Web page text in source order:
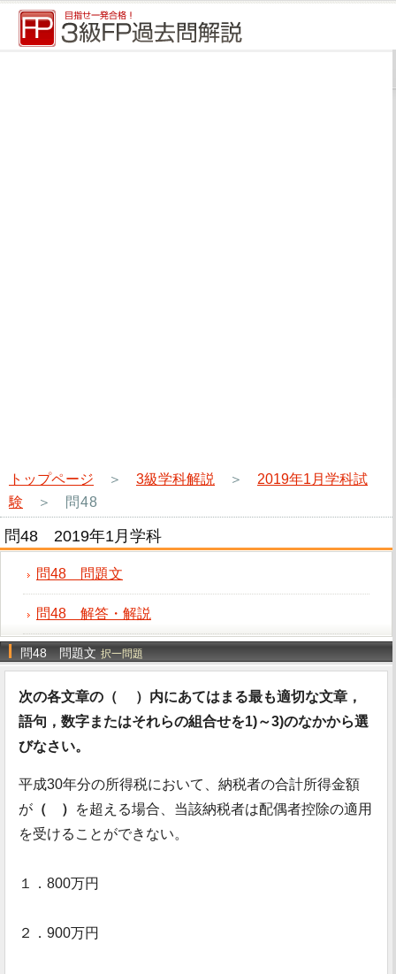
トップページ ＞ 3級学科解説 ＞ 2019年1月学科試
験 ＞ 問48
問48 2019年1月学科
問48 問題文
問48 解答・解説
問48 問題文 択一問題
次の各文章の（ ）内にあてはまる最も適切な文章，
語句，数字またはそれらの組合せを1)～3)のなかから選
びなさい。
平成30年分の所得税において、納税者の合計所得金額
が （ ）
を超える場合、当該納税者は配偶者控除の適用
を受けることができない。
１．800万円
２．900万円